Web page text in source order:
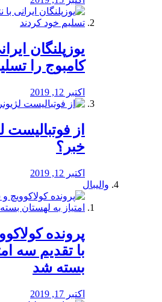
یوزپلنگان
کامبوج را
اکتبر 12, 2019
از
خبر؟
اکتبر 12, 2019
والیبال
پرونده
با تقدیم سه
بسته شد
اکتبر 17, 2019